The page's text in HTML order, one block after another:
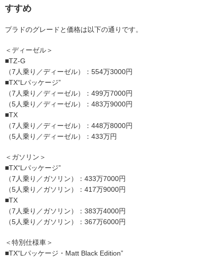
すすめ
プラドのグレードと価格は以下の通りです。
＜ディーゼル＞
■TZ-G
（7人乗り／ディーゼル）：554万3000円
■TX“Lパッケージ”
（7人乗り／ディーゼル）：499万7000円
（5人乗り／ディーゼル）：483万9000円
■TX
（7人乗り／ディーゼル）：448万8000円
（5人乗り／ディーゼル）：433万円
＜ガソリン＞
■TX“Lパッケージ”
（7人乗り／ガソリン）：433万7000円
（5人乗り／ガソリン）：417万9000円
■TX
（7人乗り／ガソリン）：383万4000円
（5人乗り／ガソリン）：367万6000円
＜特別仕様車＞
■TX“Lパッケージ・Matt Black Edition”